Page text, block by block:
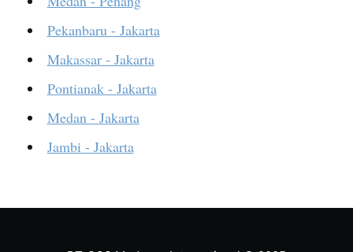
Pekanbaru - Jakarta
Makassar - Jakarta
Pontianak - Jakarta
Medan - Jakarta
Jambi - Jakarta